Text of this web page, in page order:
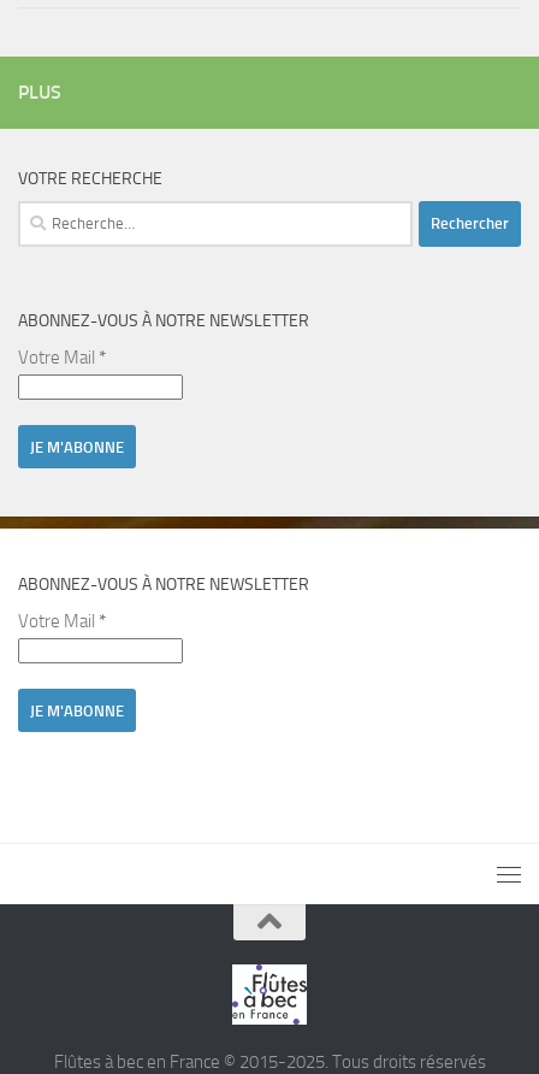
PLUS
VOTRE RECHERCHE
Rechercher :
ABONNEZ-VOUS À NOTRE NEWSLETTER
Votre Mail *
ABONNEZ-VOUS À NOTRE NEWSLETTER
Votre Mail *
Flûtes à bec en France © 2015-2025. Tous droits réservés